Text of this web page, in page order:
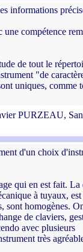
informations
compétence
de tout le
"de
uniques, comme
PURZEAU,
d'un choix
qui en est fait. La
à tuyaux, est
sont homogènes.
de claviers,
avec plusieurs
très